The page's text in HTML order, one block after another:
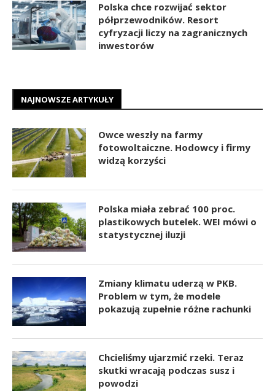
Polska chce rozwijać sektor
półprzewodników. Resort
cyfryzacji liczy na zagranicznych
inwestorów
NAJNOWSZE ARTYKUŁY
Owce weszły na farmy
fotowoltaiczne. Hodowcy i firmy
widzą korzyści
Polska miała zebrać 100 proc.
plastikowych butelek. WEI mówi o
statystycznej iluzji
Zmiany klimatu uderzą w PKB.
Problem w tym, że modele
pokazują zupełnie różne rachunki
Chcieliśmy ujarzmić rzeki. Teraz
skutki wracają podczas susz i
powodzi